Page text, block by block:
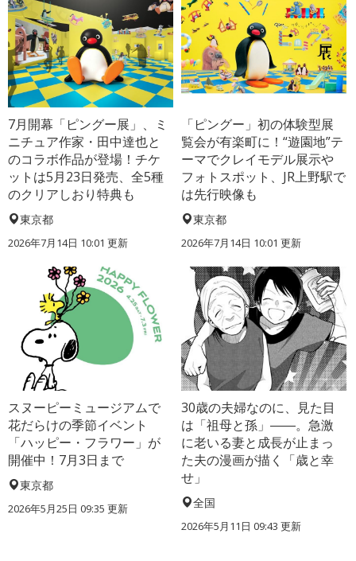
7月開幕「ピングー展」、ミ
ニチュア作家・田中達也と
のコラボ作品が登場！チケ
ットは5月23日発売、全5種
のクリアしおり特典も
東京都
2026年7月14日 10:01 更新
「ピングー」初の体験型展
覧会が有楽町に！“遊園地”テ
ーマでクレイモデル展示や
フォトスポット、JR上野駅で
は先行映像も
東京都
2026年7月14日 10:01 更新
スヌーピーミュージアムで
花だらけの季節イベント
「ハッピー・フラワー」が
開催中！7月3日まで
東京都
2026年5月25日 09:35 更新
30歳の夫婦なのに、見た目
は「祖母と孫」――。急激
に老いる妻と成長が止まっ
た夫の漫画が描く「歳と幸
せ」
全国
2026年5月11日 09:43 更新